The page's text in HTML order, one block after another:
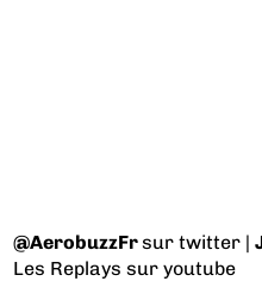
@AerobuzzFrsur twitter |
Les Replays sur youtube